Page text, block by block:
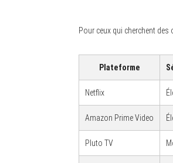
Pour ceux qui cherchent des
Plateforme
Netflix
Amazon Prime Video
Pluto TV